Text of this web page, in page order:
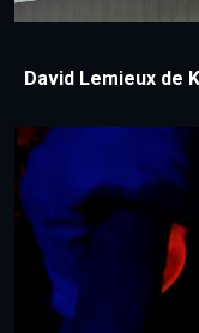
David Lemieux de